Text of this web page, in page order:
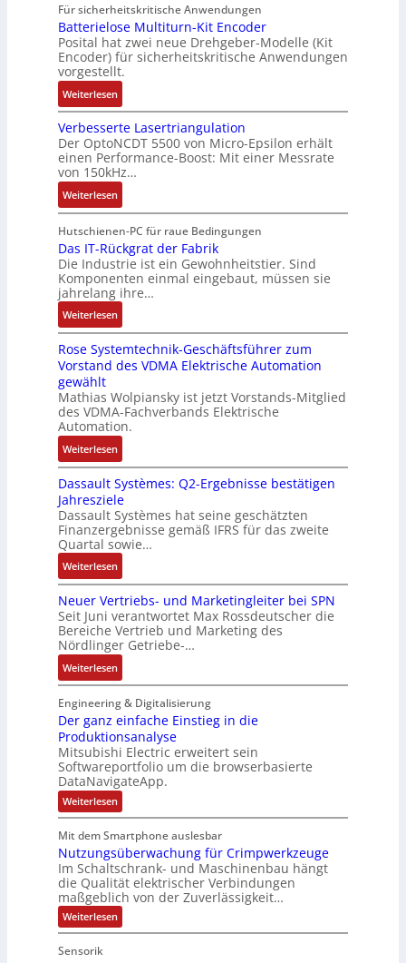
L
3
f
ü
r
s
i
c
h
e
r
e
E
n
t
w
i
c
k
l
u
n
g
o
b
o
t
,
3
M
i
l
l
i
o
n
e
n
A
r
b
e
i
t
s
k
r
ä
f
t
e
u
t
o
m
a
t
i
o
n
e
x
p
a
n
d
i
e
r
t
f
t
r
a
g
s
e
i
n
g
a
n
g
i
m
M
a
s
c
h
i
n
e
n
-
A
n
l
a
g
e
n
b
a
u
:
P
o
s
i
t
i
v
e
M
o
m
e
n
t
a
f
Für sicherheitskritische Anwendungen
Batterielose Multiturn-Kit Encoder
Posital hat zwei neue Drehgeber-Modelle (Kit
Encoder) für sicherheitskritische Anwendungen
vorgestellt.
Weiterlesen:
B
a
t
t
e
r
i
e
l
o
s
e
M
u
l
t
t
u
r
n
-
K
i
t
E
n
c
d
e
r
Verbesserte Lasertriangulation
Der OptoNCDT 5500 von Micro-Epsilon erhält
einen Performance-Boost: Mit einer Messrate
von 150kHz…
Weiterlesen:
V
e
r
b
e
s
s
e
r
t
L
a
s
e
r
t
r
i
a
n
g
a
t
o
Hutschienen-PC für raue Bedingungen
Das IT-Rückgrat der Fabrik
Die Industrie ist ein Gewohnheitstier. Sind
Komponenten einmal eingebaut, müssen sie
jahrelang ihre…
Weiterlesen:
D
a
s
T
-
R
ü
c
k
g
r
a
t
d
e
r
F
a
b
r
k
Rose Systemtechnik-Geschäftsführer zum
Vorstand des VDMA Elektrische Automation
gewählt
Mathias Wolpiansky ist jetzt Vorstands-Mitglied
des VDMA-Fachverbands Elektrische
Automation.
Weiterlesen:
R
o
s
e
S
y
s
t
e
m
t
e
c
h
n
i
k
-
G
e
s
h
ä
f
t
f
Dassault Systèmes: Q2-Ergebnisse bestätigen
Jahresziele
Dassault Systèmes hat seine geschätzten
Finanzergebnisse gemäß IFRS für das zweite
Quartal sowie…
Weiterlesen:
D
a
s
s
a
u
l
t
S
y
s
t
è
m
s
:
Q
2
-
E
Neuer Vertriebs- und Marketingleiter bei SPN
Seit Juni verantwortet Max Rossdeutscher die
Bereiche Vertrieb und Marketing des
Nördlinger Getriebe-…
Weiterlesen:
N
e
u
e
r
V
e
r
t
r
i
e
b
s
-
Engineering & Digitalisierung
Der ganz einfache Einstieg in die
Produktionsanalyse
Mitsubishi Electric erweitert sein
Softwareportfolio um die browserbasierte
DataNavigateApp.
Weiterlesen:
D
r
g
a
n
z
e
i
n
Mit dem Smartphone auslesbar
Nutzungsüberwachung für Crimpwerkzeuge
Im Schaltschrank- und Maschinenbau hängt
die Qualität elektrischer Verbindungen
maßgeblich von der Zuverlässigkeit…
Weiterlesen:
N
Sensorik